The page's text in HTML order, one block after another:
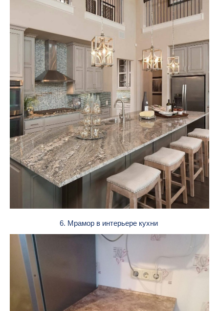
6. Мрамор в интерьере кухни